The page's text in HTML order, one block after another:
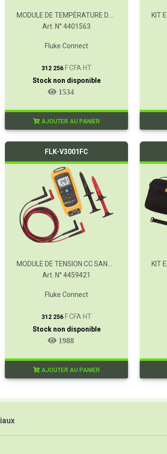
Art. N° 4401563
Fluke Connect
312 256 F CFA HT
Stock non disponible
1534
AJOUTER AU PANIER
FLK-V3001FC
MODULE DE TENSION CC SANS FIL FC
Art. N° 4459421
Fluke Connect
312 256 F CFA HT
Stock non disponible
1988
AJOUTER AU PANIER